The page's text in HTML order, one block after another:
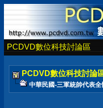
PCDVD數位科技討論區
PCDVD數位科技討論
中華民國-三軍統帥代表